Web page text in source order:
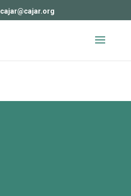
cajar@cajar.org